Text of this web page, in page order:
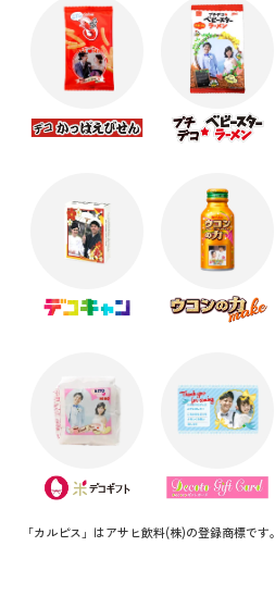
「カルピス」はアサヒ飲料(株)の登録商標です。